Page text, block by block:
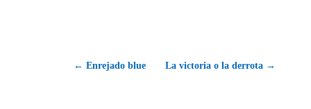
← Enrejado blue La victoria o la derrota →